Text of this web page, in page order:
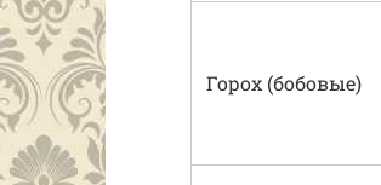
Горох (бобовые)